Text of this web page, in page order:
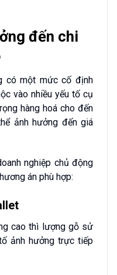
đến chi
có một mức cố định
vào nhiều yếu tố cụ
hàng hoá cho đến
ảnh hưởng đến giá
nghiệp chủ động
án phù hợp:
cao thì lượng gỗ sử
ảnh hưởng trực tiếp